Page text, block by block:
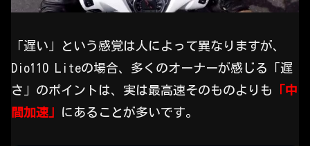
「遅い」という感覚は人によって異なりますが、
Dio110 Liteの場合、多くのオーナーが感じる「遅
さ」のポイントは、実は最高速そのものよりも
「中
間加速」
にあることが多いです。